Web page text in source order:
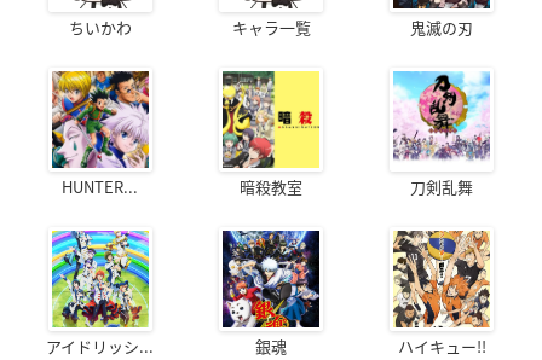
ちいかわ キャラ一覧 鬼滅の刃
HUNTER... 暗殺教室 刀剣乱舞
アイドリッシ... 銀魂 ハイキュー!!